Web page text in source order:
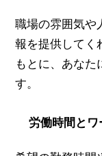
職場の雰囲気や
報を提供してく
もとに、あなた
す。
労働時間と